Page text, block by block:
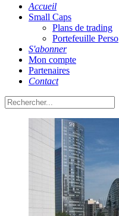
Accueil
Small Caps
Plans de trading
Portefeuille Perso
S'abonner
Mon compte
Partenaires
Contact